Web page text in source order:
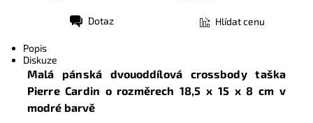
Dotaz Hlídat cenu
Popis
Diskuze
Malá pánská dvouoddílová crossbody taška
Pierre Cardin o rozměrech 18,5 x 15 x 8 cm v
modré barvě